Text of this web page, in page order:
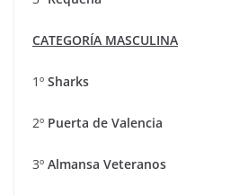
CATEGORÍA MASCULINA
1º Sharks
2º Puerta de Valencia
3º Almansa Veteranos